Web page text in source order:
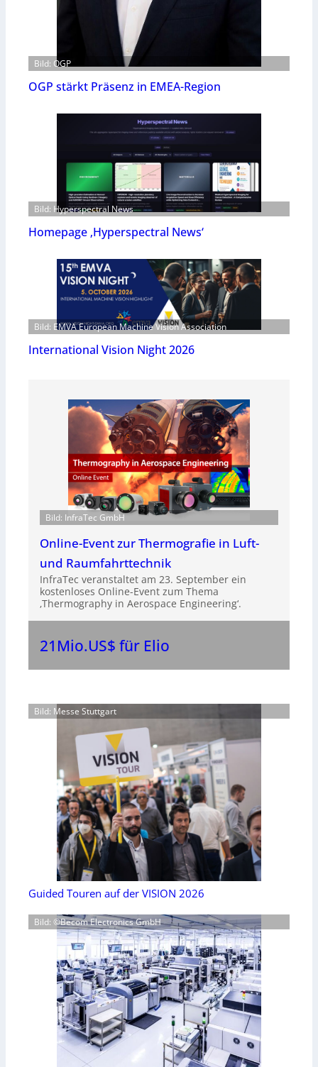
Bild: OGP
OGP stärkt Präsenz in EMEA-Region
Bild: Hyperspectral News
Homepage ‚Hyperspectral News‘
Bild: EMVA European Machine Vision Association
International Vision Night 2026
Bild: InfraTec GmbH
Online-Event zur Thermografie in Luft-
und Raumfahrttechnik
InfraTec veranstaltet am 23. September ein
kostenloses Online-Event zum Thema
‚Thermography in Aerospace Engineering‘.
21Mio.US$ für Elio
Bild: Messe Stuttgart
Guided Touren auf der VISION 2026
Bild: ©Becom Electronics GmbH